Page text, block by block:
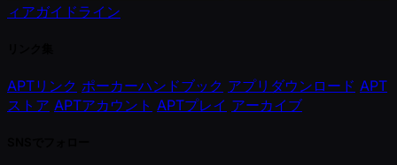
ィアガイドライン
APTリンク ポーカーハンドブック アプリダウンロード APT
ストア APTアカウント APTプレイ アーカイブ